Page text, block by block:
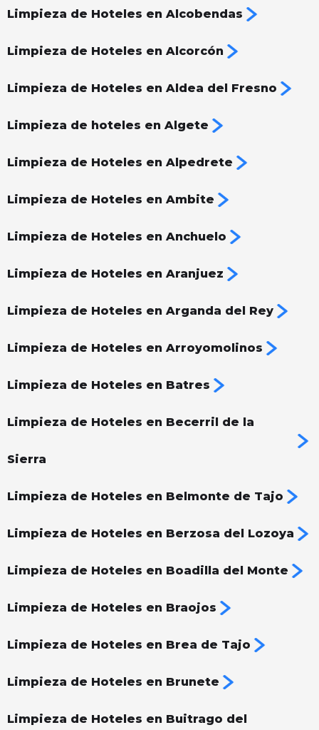
Limpieza de Hoteles en Alcobendas
Limpieza de Hoteles en Alcorcón
Limpieza de Hoteles en Aldea del Fresno
Limpieza de hoteles en Algete
Limpieza de Hoteles en Alpedrete
Limpieza de Hoteles en Ambite
Limpieza de Hoteles en Anchuelo
Limpieza de Hoteles en Aranjuez
Limpieza de Hoteles en Arganda del Rey
Limpieza de Hoteles en Arroyomolinos
Limpieza de Hoteles en Batres
Limpieza de Hoteles en Becerril de la
Sierra
Limpieza de Hoteles en Belmonte de Tajo
Limpieza de Hoteles en Berzosa del Lozoya
Limpieza de Hoteles en Boadilla del Monte
Limpieza de Hoteles en Braojos
Limpieza de Hoteles en Brea de Tajo
Limpieza de Hoteles en Brunete
Limpieza de Hoteles en Buitrago del